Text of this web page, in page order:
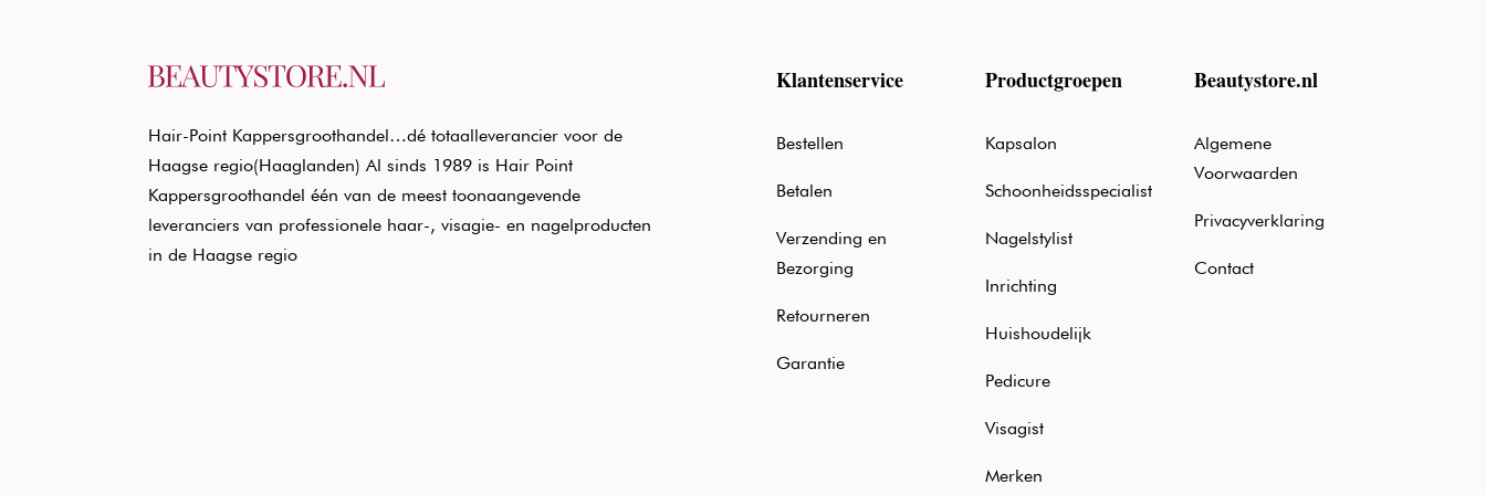
Hair-Point Kappersgroothandel…dé totaalleverancier voor de
Haagse regio(Haaglanden) Al sinds 1989 is Hair Point
Kappersgroothandel één van de meest toonaangevende
leveranciers van professionele haar-, visagie- en nagelproducten
in de Haagse regio
Klantenservice
Bestellen
Betalen
Verzending en
Bezorging
Retourneren
Garantie
Productgroepen
Kapsalon
Schoonheidsspecialist
Nagelstylist
Inrichting
Huishoudelijk
Pedicure
Visagist
Merken
Beautystore.nl
Algemene
Voorwaarden
Privacyverklaring
Contact